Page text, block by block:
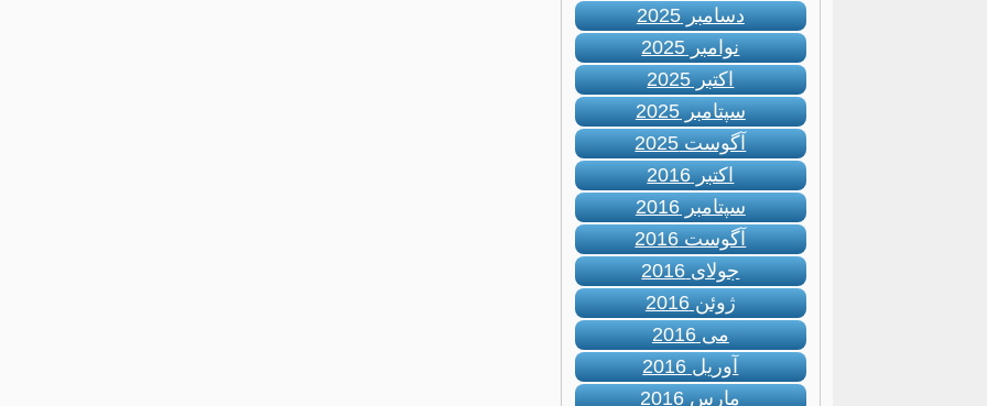
دسامبر 2025
نوامبر 2025
اکتبر 2025
سپتامبر 2025
آگوست 2025
اکتبر 2016
سپتامبر 2016
آگوست 2016
جولای 2016
ژوئن 2016
می 2016
آوریل 2016
مارس 2016